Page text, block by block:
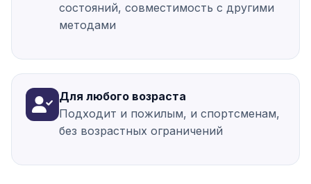
состояний, совместимость с другими
методами
Для любого возраста
Подходит и пожилым, и спортсменам,
без возрастных ограничений